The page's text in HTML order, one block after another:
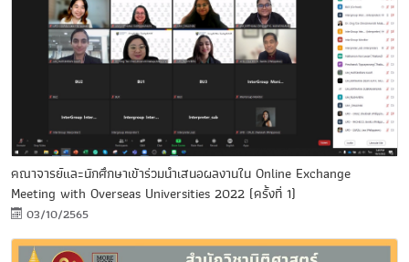
คณาจารย์และนักศึกษาเข้าร่วมนำเสนอผลงานใน Online Exchange
Meeting with Overseas Universities 2022 (ครั้งที่ 1)
03/10/2565